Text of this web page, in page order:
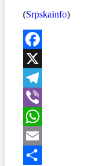
(Srpskainfo)
Facebook
X
Telegram
Viber
WhatsApp
Email